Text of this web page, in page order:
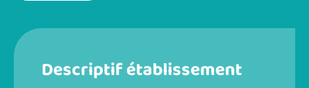
Descriptif établissement